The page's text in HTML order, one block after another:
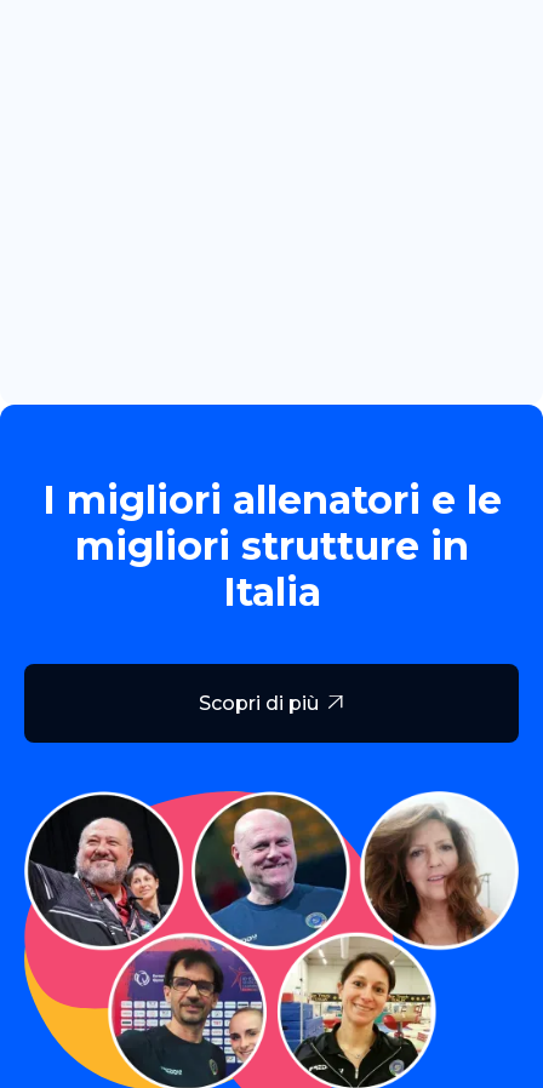
I migliori allenatori e le
migliori strutture in
Italia
Scopri di più 